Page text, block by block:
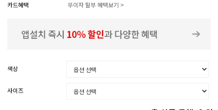
카드혜택
무이자 할부 혜택보기 >
색상
사이즈